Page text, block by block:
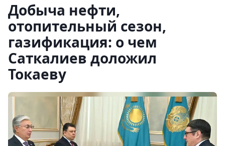
Добыча нефти,
отопительный сезон,
газификация: о чем
Саткалиев доложил
Токаеву